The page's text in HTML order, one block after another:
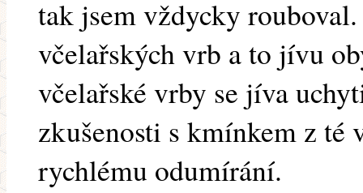
tak jsem vždycky
včelařských vrb a to jívu
včelařské vrby se jíva
zkušenosti s kmínkem z té
rychlému odumírání.